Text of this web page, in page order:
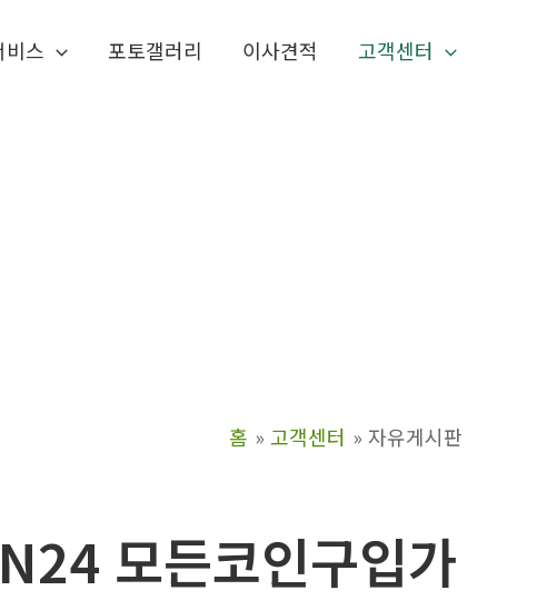
비스 포토갤러리 이사견적 고객센터
홈 고객센터 자유게시판
모든코인구입가